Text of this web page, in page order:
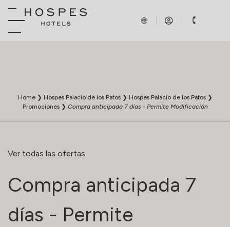
Home❯ Hospes Palacio de los Patos❯ Hospes Palacio de los Patos❯
Promociones❯ Compra anticipada 7 días - Permite Modificación
Ver todas las ofertas
Compra anticipada 7
días - Permite